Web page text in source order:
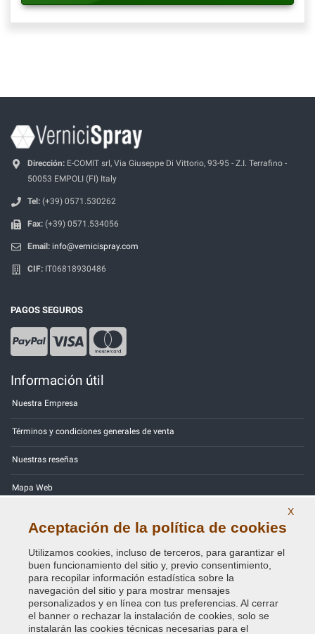
Dirección: E-COMIT srl, Via Giuseppe Di Vittorio, 93-95 - Z.I. Terrafino -
50053 EMPOLI (FI) Italy
Tel: (+39) 0571.530262
Fax: (+39) 0571.534056
Email: info@vernicispray.com
CIF: IT06818930486
PAGOS SEGUROS
Información útil
Nuestra Empresa
Términos y condiciones generales de venta
Nuestras reseñas
Mapa Web
Política de Privacidad - RGPD
X
Aceptación de la política de cookies
Utilizamos cookies, incluso de terceros, para garantizar el
buen funcionamiento del sitio y, previo consentimiento,
para recopilar información estadística sobre la
navegación del sitio y para mostrar mensajes
personalizados y en línea con tus preferencias. Al cerrar
el banner o rechazar la instalación de cookies, solo se
instalarán las cookies técnicas necesarias para el